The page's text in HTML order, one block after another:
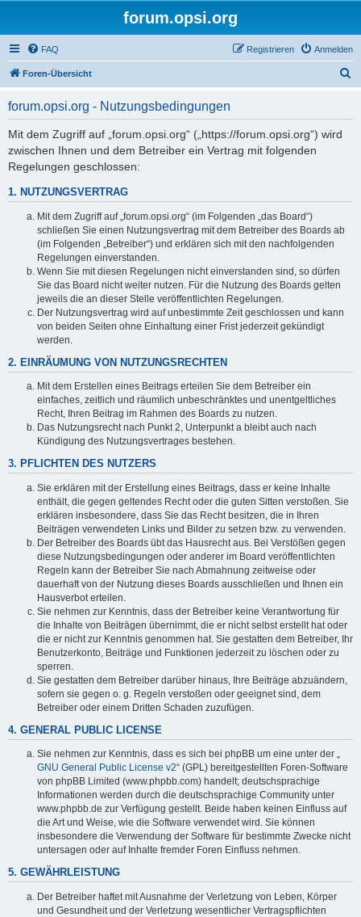
forum.opsi.org
FAQ Anmelden
Registrieren
Foren-Übersicht
forum.opsi.org - Nutzungsbedingungen
Mit dem Zugriff auf „forum.opsi.org“ („https://forum.opsi.org“) wird
zwischen Ihnen und dem Betreiber ein Vertrag mit folgenden
Regelungen geschlossen:
1. NUTZUNGSVERTRAG
Mit dem Zugriff auf „forum.opsi.org“ (im Folgenden „das Board“)
schließen Sie einen Nutzungsvertrag mit dem Betreiber des Boards ab
(im Folgenden „Betreiber“) und erklären sich mit den nachfolgenden
Regelungen einverstanden.
Wenn Sie mit diesen Regelungen nicht einverstanden sind, so dürfen
Sie das Board nicht weiter nutzen. Für die Nutzung des Boards gelten
jeweils die an dieser Stelle veröffentlichten Regelungen.
Der Nutzungsvertrag wird auf unbestimmte Zeit geschlossen und kann
von beiden Seiten ohne Einhaltung einer Frist jederzeit gekündigt
werden.
2. EINRÄUMUNG VON NUTZUNGSRECHTEN
Mit dem Erstellen eines Beitrags erteilen Sie dem Betreiber ein
einfaches, zeitlich und räumlich unbeschränktes und unentgeltliches
Recht, Ihren Beitrag im Rahmen des Boards zu nutzen.
Das Nutzungsrecht nach Punkt 2, Unterpunkt a bleibt auch nach
Kündigung des Nutzungsvertrages bestehen.
3. PFLICHTEN DES NUTZERS
Sie erklären mit der Erstellung eines Beitrags, dass er keine Inhalte
enthält, die gegen geltendes Recht oder die guten Sitten verstoßen. Sie
erklären insbesondere, dass Sie das Recht besitzen, die in Ihren
Beiträgen verwendeten Links und Bilder zu setzen bzw. zu verwenden.
Der Betreiber des Boards übt das Hausrecht aus. Bei Verstößen gegen
diese Nutzungsbedingungen oder anderer im Board veröffentlichten
Regeln kann der Betreiber Sie nach Abmahnung zeitweise oder
dauerhaft von der Nutzung dieses Boards ausschließen und Ihnen ein
Hausverbot erteilen.
Sie nehmen zur Kenntnis, dass der Betreiber keine Verantwortung für
die Inhalte von Beiträgen übernimmt, die er nicht selbst erstellt hat oder
die er nicht zur Kenntnis genommen hat. Sie gestatten dem Betreiber, Ihr
Benutzerkonto, Beiträge und Funktionen jederzeit zu löschen oder zu
sperren.
Sie gestatten dem Betreiber darüber hinaus, Ihre Beiträge abzuändern,
sofern sie gegen o. g. Regeln verstoßen oder geeignet sind, dem
Betreiber oder einem Dritten Schaden zuzufügen.
4. GENERAL PUBLIC LICENSE
Sie nehmen zur Kenntnis, dass es sich bei phpBB um eine unter der „
GNU General Public License v2“ (GPL) bereitgestellten Foren-Software
von phpBB Limited (www.phpbb.com) handelt; deutschsprachige
Informationen werden durch die deutschsprachige Community unter
www.phpbb.de zur Verfügung gestellt. Beide haben keinen Einfluss auf
die Art und Weise, wie die Software verwendet wird. Sie können
insbesondere die Verwendung der Software für bestimmte Zwecke nicht
untersagen oder auf Inhalte fremder Foren Einfluss nehmen.
5. GEWÄHRLEISTUNG
Der Betreiber haftet mit Ausnahme der Verletzung von Leben, Körper
und Gesundheit und der Verletzung wesentlicher Vertragspflichten